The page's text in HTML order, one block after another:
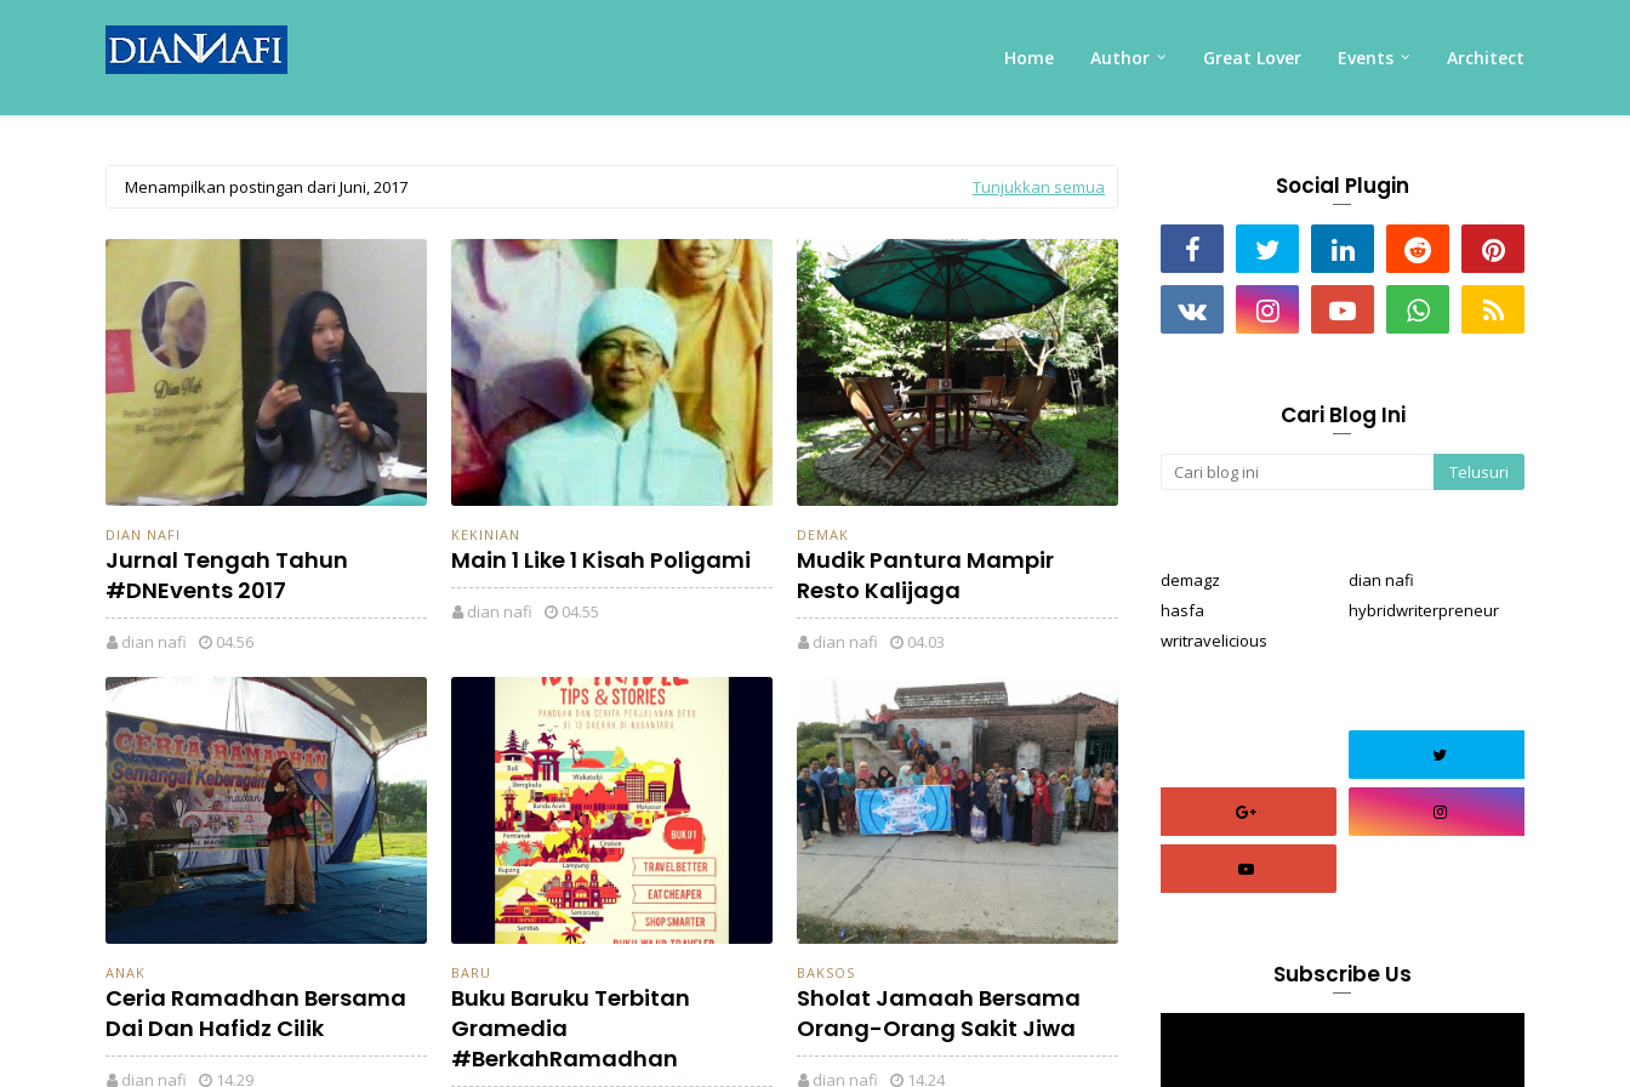
Home Author Great Lover Events Architect
Menampilkan postingan dari Juni, 2017 Tunjukkan semua
DIAN NAFI
Jurnal Tengah Tahun
#DNEvents 2017
dian nafi 04.56
KEKINIAN
Main 1 Like 1 Kisah Poligami
dian nafi 04.55
DEMAK
Mudik Pantura Mampir
Resto Kalijaga
dian nafi 04.03
ANAK
Ceria Ramadhan Bersama
Dai Dan Hafidz Cilik
dian nafi 14.29
BARU
Buku Baruku Terbitan
Gramedia
#BerkahRamadhan
BAKSOS
Sholat Jamaah Bersama
Orang-Orang Sakit Jiwa
dian nafi 14.24
Social Plugin
Cari Blog Ini
demagz
dian nafi
hasfa
hybridwriterpreneur
writravelicious
Subscribe Us